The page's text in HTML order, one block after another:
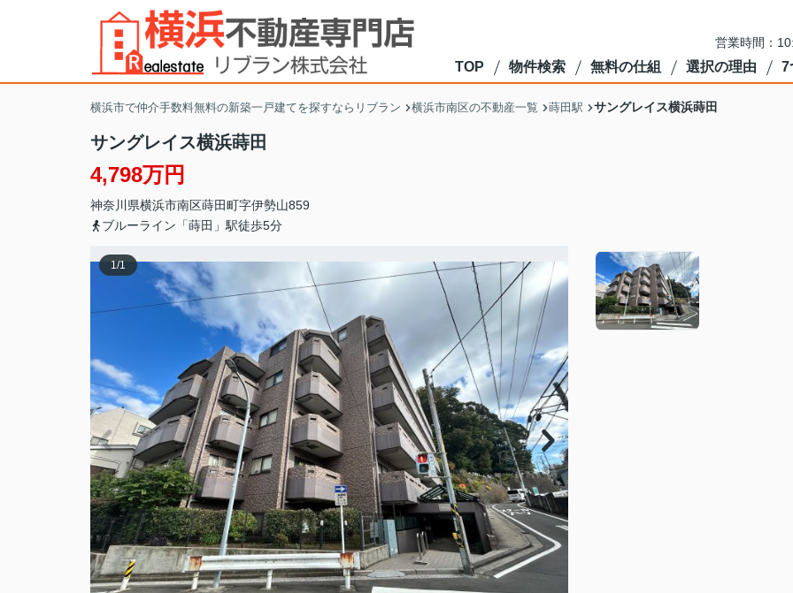
営業時間：
TOP 物件検索 無料の仕組 選択の理由 7
横浜市で仲介手数料無料の新築一戸建てを探すならリブラン 横浜市南区の不動産一覧 蒔田駅 サングレイス横浜蒔田
サングレイス横浜蒔田
4,798万円
神奈川県横浜市南区蒔田町字伊勢山859
ブルーライン「蒔田」駅徒歩5分
1/1